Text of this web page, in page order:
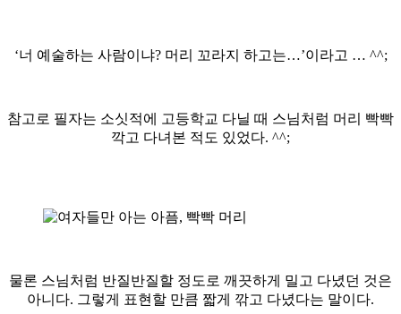
‘너 예술하는 사람이냐? 머리 꼬라지 하고는…’이라고 … ^^;
참고로 필자는 소싯적에 고등학교 다닐 때 스님처럼 머리 빡빡
깍고 다녀본 적도 있었다. ^^;
물론 스님처럼 반질반질할 정도로 깨끗하게 밀고 다녔던 것은
아니다. 그렇게 표현할 만큼 짧게 깎고 다녔다는 말이다.